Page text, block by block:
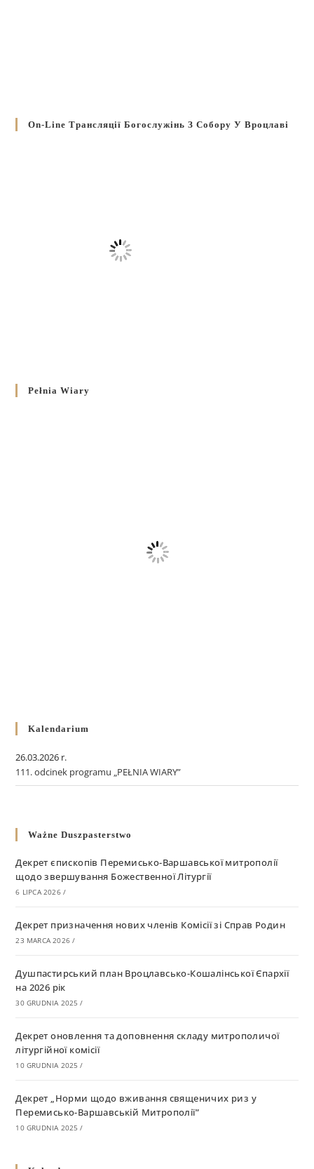
On-Line Трансляції Богослужінь З Собору У Вроцлаві
Pełnia Wiary
Kalendarium
26.03.2026 r.
111. odcinek programu „PEŁNIA WIARY”
Ważne Duszpasterstwo
Декрет єпископів Перемисько-Варшавської митрополії
щодо звершування Божественної Літургії
6 LIPCA 2026 /
Декрет призначення нових членів Комісії зі Справ Родин
23 MARCA 2026 /
Душпастирський план Вроцлавсько-Кошалінської Єпархії
на 2026 рік
30 GRUDNIA 2025 /
Декрет оновлення та доповнення складу митрополичої
літургійної комісії
10 GRUDNIA 2025 /
Декрет „Норми щодо вживання священичих риз у
Перемисько-Варшавській Митрополії”
10 GRUDNIA 2025 /